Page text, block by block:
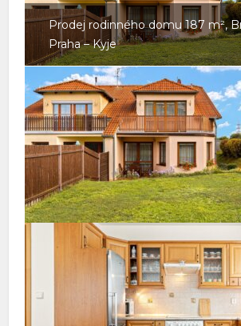
Prodej rodinného domu 187 m²,
Praha – Kyje